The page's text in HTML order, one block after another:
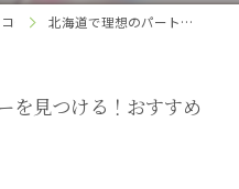
コラム 北海道で理想のパートナーを見つける！おすすめ結婚相談所完全ガイド
を見つける！おすすめ